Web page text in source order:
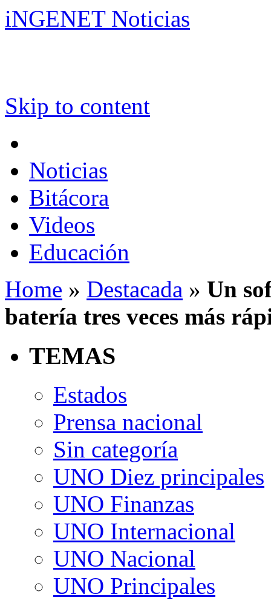
iNGENET Noticias
Skip to content
Noticias
Bitácora
Videos
Educación
Home » Destacada » Un
batería tres veces más
TEMAS
Estados
Prensa nacional
Sin categoría
UNO Diez principales
UNO Finanzas
UNO Internacional
UNO Nacional
UNO Principales